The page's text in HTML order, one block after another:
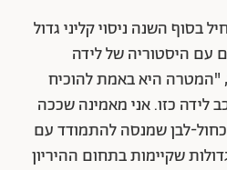
בסוף השנה ניסוי קליני גדול
עם היסטוריה של לידה
היא באמת להוכיח
כזו. אני מאמינה שככה
לבן שמנסה להתמודד עם
שקיימות בתחום ההיריון